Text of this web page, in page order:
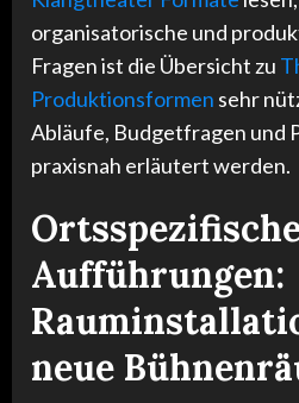
organisatorische und
Fragen ist die Übersicht zu
Produktionsformen sehr
Abläufe, Budgetfragen und
praxisnah erläutert werden.
Aufführungen:
neue